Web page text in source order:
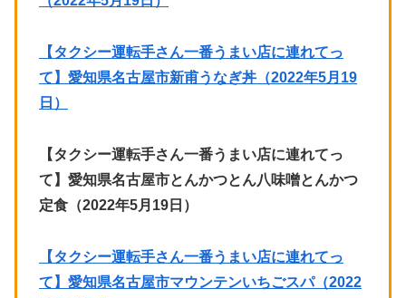
【タクシー運転手さん一番うまい店に連れてっ
て】愛知県名古屋市新甫うなぎ丼（2022年5月19
日）
【タクシー運転手さん一番うまい店に連れてっ
て】愛知県名古屋市とんかつとん八味噌とんかつ
定食（2022年5月19日）
【タクシー運転手さん一番うまい店に連れてっ
て】愛知県名古屋市マウンテンいちごスパ（2022